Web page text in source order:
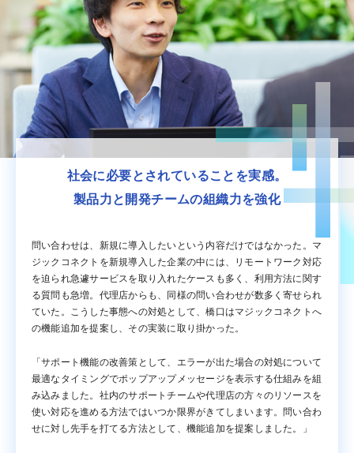
社会に必要とされていることを実感。
製品力と開発チームの組織力を強化
問い合わせは、新規に導入したいという内容だけではなかった。マ
ジックコネクトを新規導入した企業の中には、リモートワーク対応
を迫られ急遽サービスを取り入れたケースも多く、利用方法に関す
る質問も急増。代理店からも、同様の問い合わせが数多く寄せられ
ていた。こうした事態への対処として、橋口はマジックコネクトへ
の機能追加を提案し、その実装に取り掛かった。
「サポート機能の改善策として、エラーが出た場合の対処について
最適なタイミングでポップアップメッセージを表示する仕組みを組
み込みました。社内のサポートチームや代理店の方々のリソースを
使い対応を進める方法ではいつか限界がきてしまいます。問い合わ
せに対し先手を打てる方法として、機能追加を提案しました。」